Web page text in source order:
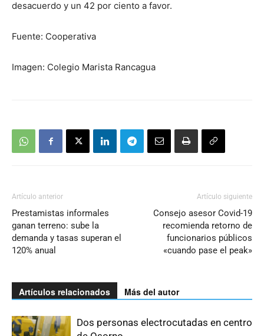
desacuerdo y un 42 por ciento a favor.
Fuente: Cooperativa
Imagen: Colegio Marista Rancagua
Artículo anterior
Prestamistas informales
ganan terreno: sube la
demanda y tasas superan el
120% anual
Artículo siguiente
Consejo asesor Covid-19
recomienda retorno de
funcionarios públicos
«cuando pase el peak»
Artículos relacionados Más del autor
Dos personas electrocutadas en centro